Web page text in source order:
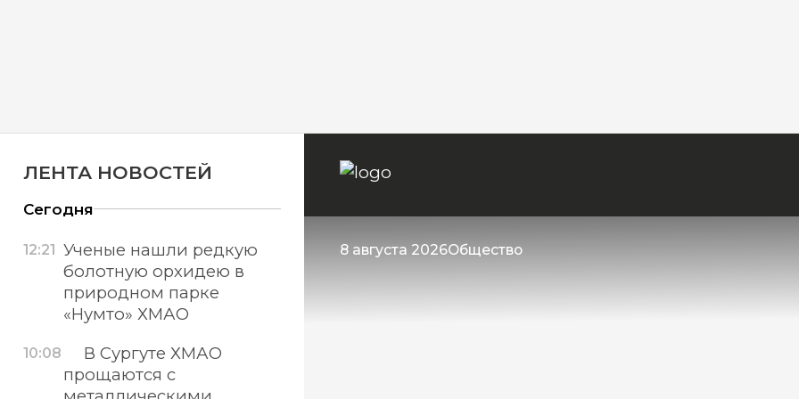
8 августа 2026Общество
ЛЕНТА НОВОСТЕЙ
Сегодня
12:21
Ученые нашли редкую
болотную орхидею в
природном парке
«Нумто» ХМАО
10:08
В Сургуте ХМАО
прощаются с